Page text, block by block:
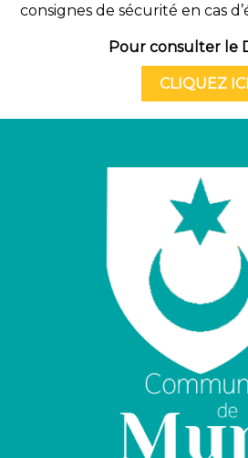
consignes de sécurité en cas
Pour consulter le
CLIQUEZ ICI